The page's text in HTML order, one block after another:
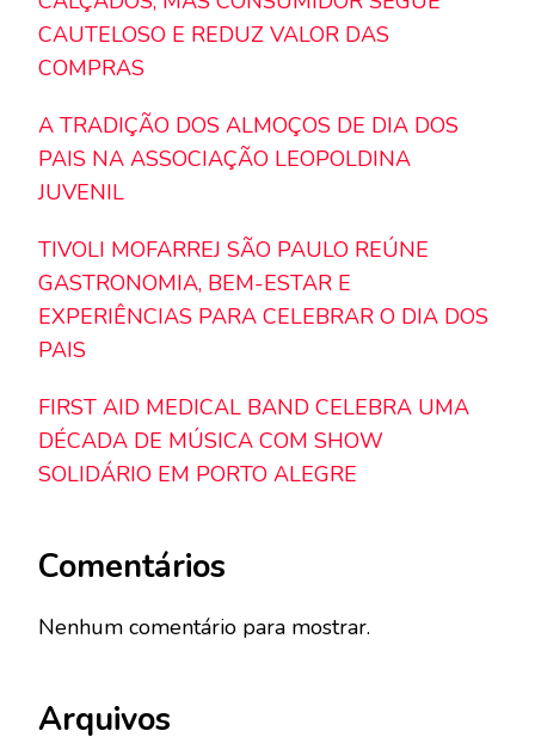
CAUTELOSO E REDUZ VALOR DAS
COMPRAS
A TRADIÇÃO DOS ALMOÇOS DE DIA DOS
PAIS NA ASSOCIAÇÃO LEOPOLDINA
JUVENIL
TIVOLI MOFARREJ SÃO PAULO REÚNE
GASTRONOMIA, BEM-ESTAR E
EXPERIÊNCIAS PARA CELEBRAR O DIA DOS
PAIS
FIRST AID MEDICAL BAND CELEBRA UMA
DÉCADA DE MÚSICA COM SHOW
SOLIDÁRIO EM PORTO ALEGRE
Comentários
Nenhum comentário para mostrar.
Arquivos